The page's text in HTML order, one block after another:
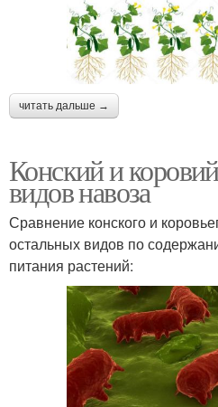
читать дальше →
Конский и
видов навоза
Сравнение конского и
остальных видов по
питания растений: